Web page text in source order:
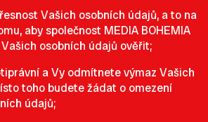
Vašich osobních údajů, a to na
aby společnost MEDIA BOHEMIA
osobních údajů ověřit;
a Vy odmítnete výmaz Vašich
toho budete žádat o omezení
údajů;